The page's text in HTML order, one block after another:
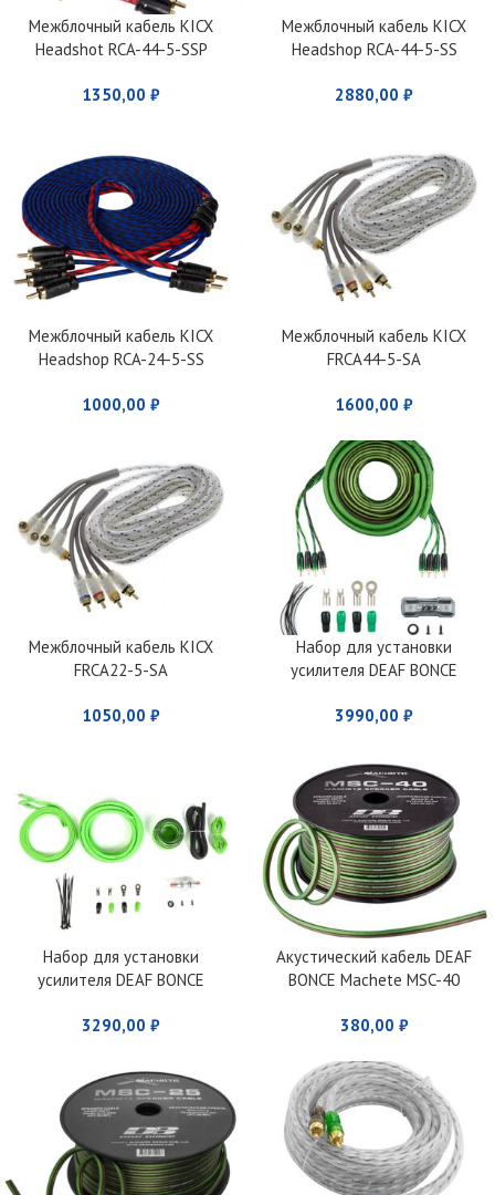
Межблочный кабель KICX
Headshot RCA-44-5-SSP
1350,00 ₽
Межблочный кабель KICX
Headshop RCA-44-5-SS
2880,00 ₽
Межблочный кабель KICX
Headshop RCA-24-5-SS
1000,00 ₽
Межблочный кабель KICX
FRCA44-5-SA
1600,00 ₽
Межблочный кабель KICX
FRCA22-5-SA
1050,00 ₽
Набор для установки
усилителя DEAF BONCE
3990,00 ₽
Набор для установки
усилителя DEAF BONCE
3290,00 ₽
Акустический кабель DEAF
BONCE Machete MSC-40
380,00 ₽